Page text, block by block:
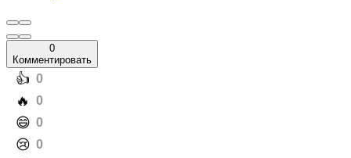
0
Комментировать
️👍 0
️🔥 0
️😄 0
️😢 0